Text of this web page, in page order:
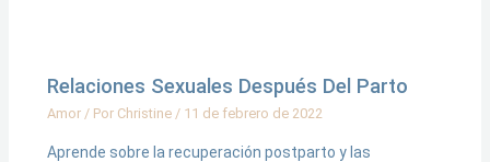
Relaciones Sexuales Después Del Parto
Amor/ Por Christine / 11 de febrero de 2022
Aprende sobre la recuperación postparto y las